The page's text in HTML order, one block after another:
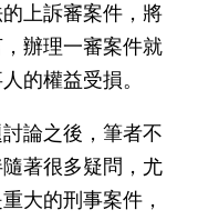
上訴審案件，將
辦理一審案件就
的權益受損。
論之後，筆者不
著很多疑問，尤
大的刑事案件，